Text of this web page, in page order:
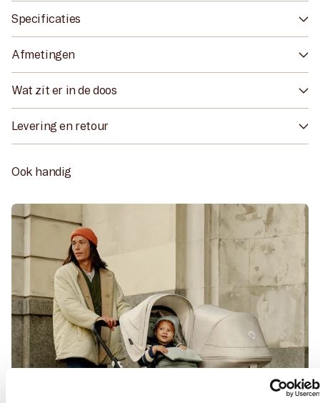
About
Specificaties
Afmetingen
Wat zit er in de doos
Levering en retour
Ook handig